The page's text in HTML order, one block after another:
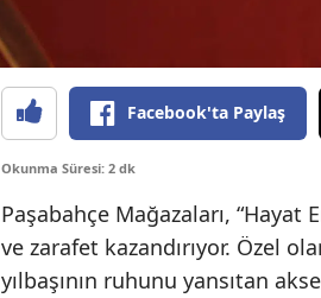
Facebook'ta Paylaş
Okunma Süresi: 2 dk
Paşabahçe Mağazaları, “Hayat
ve zarafet kazandırıyor. Özel
yılbaşının ruhunu yansıtan